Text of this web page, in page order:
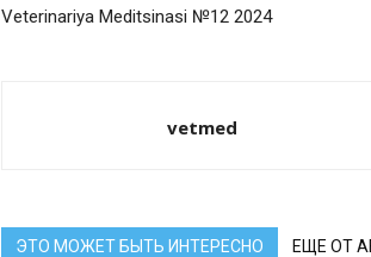
Veterinariya Meditsinasi №12 2024
vetmed
ЭТО МОЖЕТ БЫТЬ ИНТЕРЕСНО ЕЩЕ ОТ